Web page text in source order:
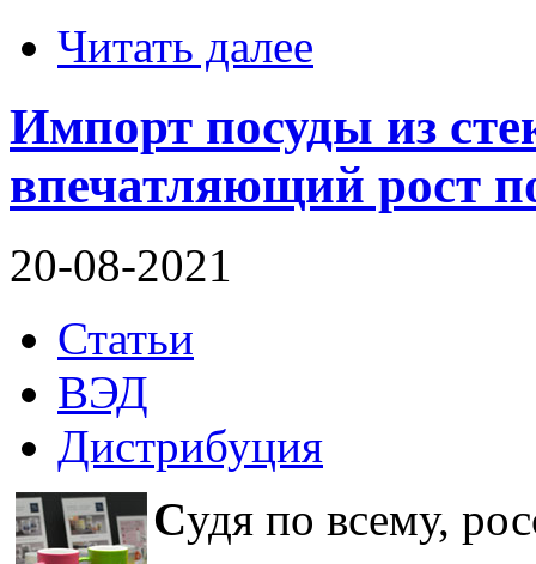
Читать далее
Импорт посуды из
впечатляющий рост
20-08-2021
Статьи
ВЭД
Дистрибуция
Судя по всему,